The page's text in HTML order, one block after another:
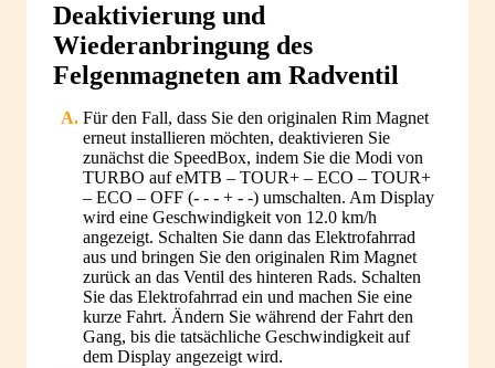
Deaktivierung und
Wiederanbringung des
Felgenmagneten am Radventil
Für den Fall, dass Sie den originalen Rim Magnet
erneut installieren möchten, deaktivieren Sie
zunächst die SpeedBox, indem Sie die Modi von
TURBO auf eMTB – TOUR+ – ECO – TOUR+
– ECO – OFF (- - - + - -) umschalten. Am Display
wird eine Geschwindigkeit von 12.0 km/h
angezeigt. Schalten Sie dann das Elektrofahrrad
aus und bringen Sie den originalen Rim Magnet
zurück an das Ventil des hinteren Rads. Schalten
Sie das Elektrofahrrad ein und machen Sie eine
kurze Fahrt. Ändern Sie während der Fahrt den
Gang, bis die tatsächliche Geschwindigkeit auf
dem Display angezeigt wird.